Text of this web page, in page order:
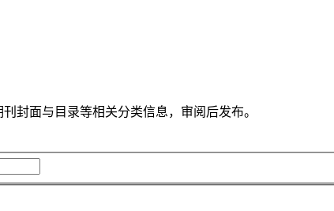
封面与目录等相关分类信息，审阅后发布。